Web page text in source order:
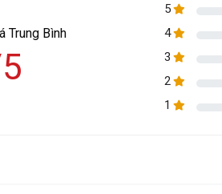
Trung Bình
5
4
3
2
1